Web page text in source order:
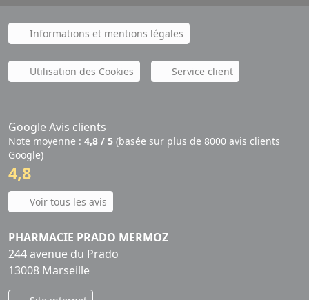
Informations et mentions légales
Utilisation des Cookies Service client
Google Avis clients
Note moyenne : 4,8 / 5 (basée sur plus de 8000 avis clients
Google)
4,8
Voir tous les avis
PHARMACIE PRADO MERMOZ
244 avenue du Prado
13008 Marseille